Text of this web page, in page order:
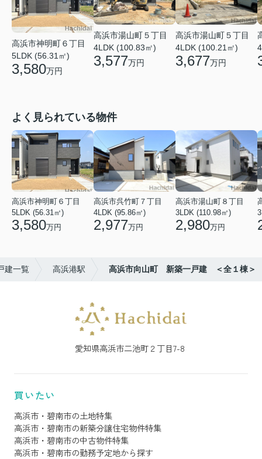
高浜市神明町６丁目
5LDK (56.31㎡)
3,580万円
高浜市湯山町５丁目
4LDK (100.83㎡)
3,577万円
高浜市湯山町５丁目
4LDK (100.21㎡)
3,677万円
よく見られている物件
高浜市神明町６丁目
5LDK (56.31㎡)
3,580万円
高浜市呉竹町７丁目
4LDK (95.86㎡)
2,977万円
高浜市湯山町８丁目
3LDK (110.98㎡)
2,980万円
建一覧 高浜港駅 高浜市向山町 新築一戸建 ＜全１棟＞
愛知県高浜市二池町２丁目7-8
買いたい
高浜市・碧南市の土地特集
高浜市・碧南市の新築分譲住宅物件特集
高浜市・碧南市の中古物件特集
高浜市・碧南市の勤務予定地から探す